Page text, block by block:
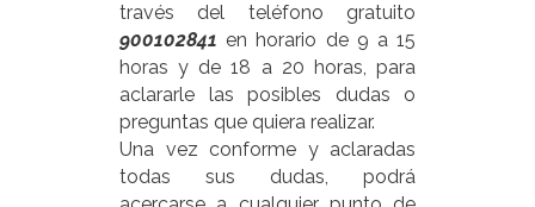
través del teléfono gratuito
900102841 en horario de 9 a 15
horas y de 18 a 20 horas, para
aclararle las posibles dudas o
preguntas que quiera realizar.
Una vez conforme y aclaradas
todas sus dudas, podrá